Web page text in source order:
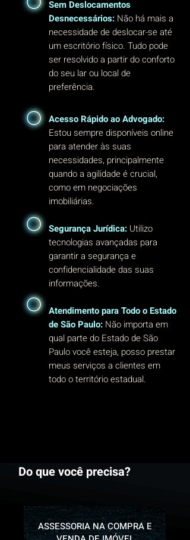
Sem Deslocamentos
Desnecessários: Não há mais a
necessidade de deslocar-se até
um escritório físico. Tudo pode
ser resolvido a partir do conforto
do seu lar ou local de
preferência.
Acesso Rápido ao Advogado:
Estou sempre disponíveis online
para atender às suas
necessidades, principalmente
quando a agilidade é crucial,
como em negociações
imobiliárias.
Segurança Jurídica: Utilizo
tecnologias avançadas para
garantir a segurança e
confidencialidade das suas
informações.
Atendimento para Todo o Estado
de São Paulo: Não importa em
qual parte do Estado de São
Paulo você esteja, posso prestar
meus serviços a clientes em
todo o território estadual.
Do que você precisa?
ASSESSORIA NA COMPRA E